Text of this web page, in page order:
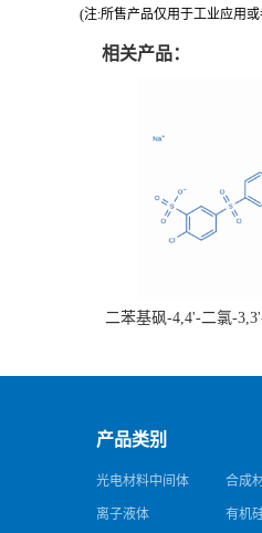
(注:所售产品仅用于工业应用
相关产品：
二苯基砜-4,4'-二氯-
产品类别
光电材料中间体 合成
离子液体 有机